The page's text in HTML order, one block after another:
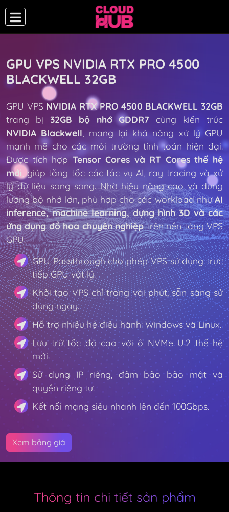
GPU VPS NVIDIA RTX PRO 4500
BLACKWELL 32GB
GPU VPS NVIDIA RTX PRO 4500 BLACKWELL 32GB
trang bị 32GB bộ nhớ GDDR7 cùng kiến trúc
NVIDIA Blackwell , mang lại khả năng xử lý GPU
mạnh mẽ cho các môi trường tính toán hiện đại.
Được tích hợp Tensor Cores và RT Cores thế hệ
mới , giúp tăng tốc các tác vụ AI, ray tracing và xử
lý dữ liệu song song. Nhờ hiệu năng cao và dung
lượng bộ nhớ lớn, phù hợp cho các workload nhưAI
inference, machine learning, dựng hình 3D và các
ứng dụng đồ họa chuyên nghiệptrên nền tảng VPS
GPU.
GPU Passthrough cho phép VPS sử dụng trực
tiếp GPU vật lý.
Khởi tạo VPS chỉ trong vài phút, sẵn sàng sử
dụng ngay.
Hỗ trợ nhiều hệ điều hành: Windows và Linux.
Lưu trữ tốc độ cao với ổ NVMe U.2 thế hệ
mới.
Sử dụng IP riêng, đảm bảo bảo mật và
quyền riêng tư.
Kết nối mạng siêu nhanh lên đến 100Gbps.
Xem bảng giá
Thông tin chi tiết sản phẩm